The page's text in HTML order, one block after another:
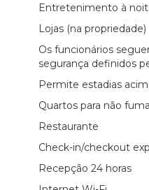
Entretenimento à
Lojas (na propriedade)
Os funcionários
segurança definidos
Permite estadias
Quartos para não
Restaurante
Check-in/checkout
Recepção 24 horas